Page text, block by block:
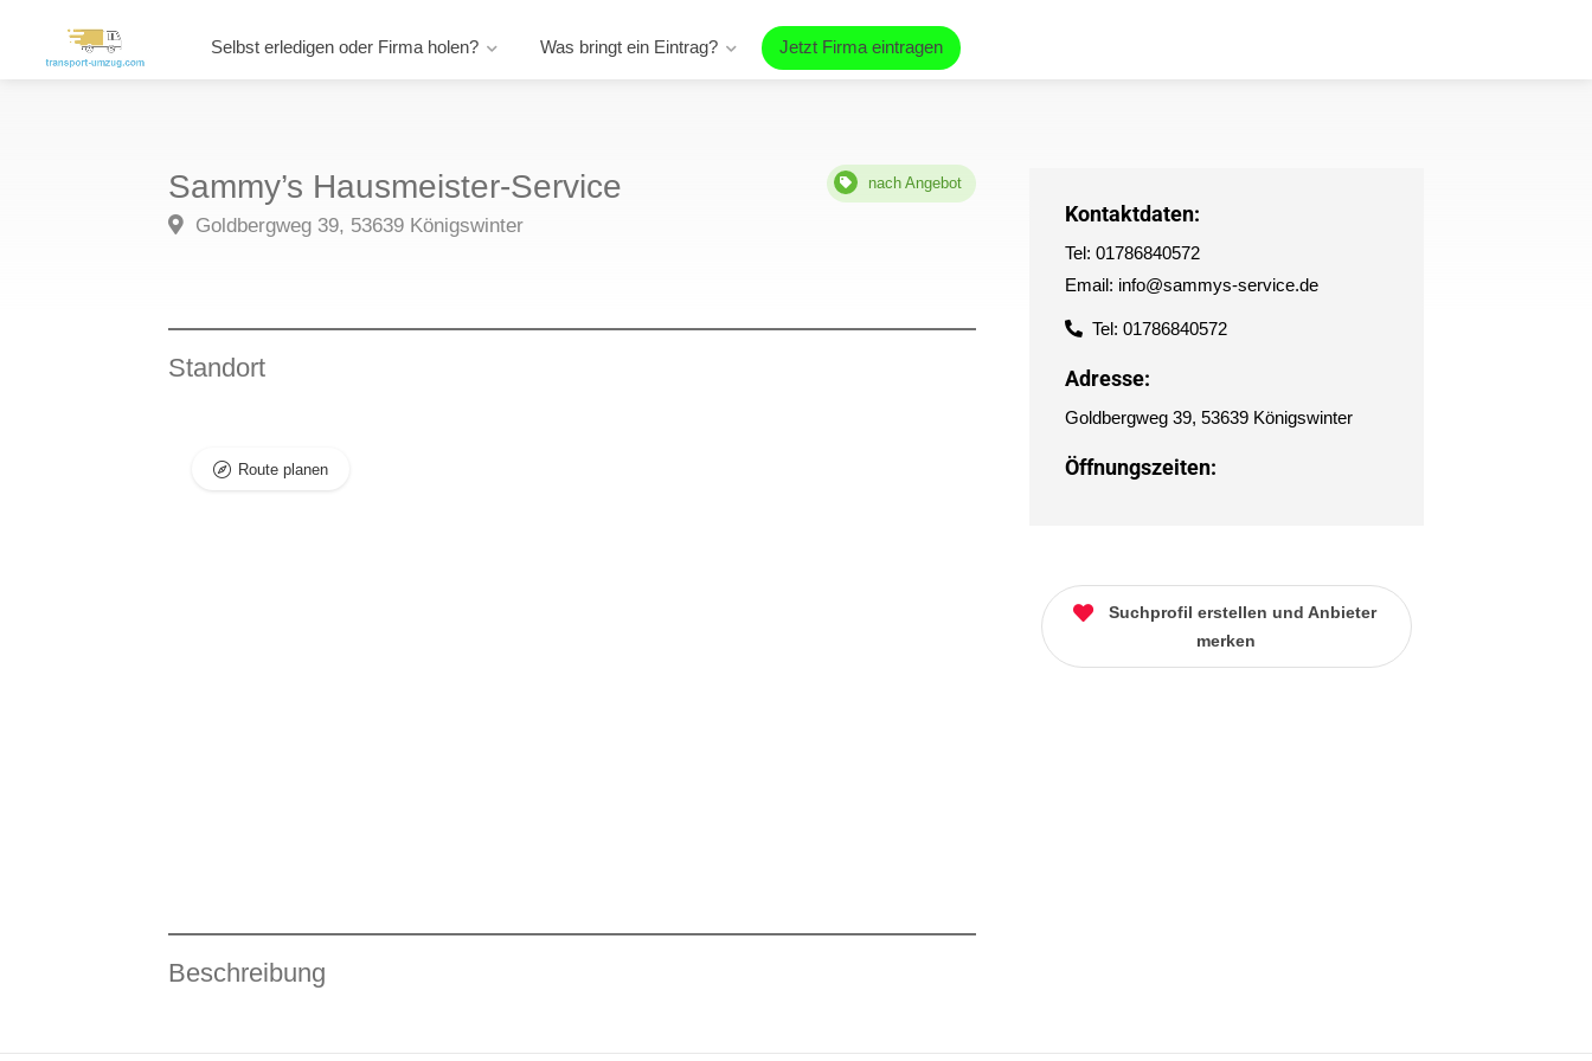
Selbst erledigen oder Firma holen? Was bringt ein Eintrag? Jetzt Firma eintragen
Sammy’s Hausmeister-Service nach Angebot
Goldbergweg 39, 53639 Königswinter
Standort
Route planen
Beschreibung
Kontaktdaten:
Tel: 01786840572
Email: info@sammys-service.de
Tel: 01786840572
Adresse:
Goldbergweg 39, 53639 Königswinter
Öffnungszeiten:
Suchprofil erstellen und Anbieter
merken